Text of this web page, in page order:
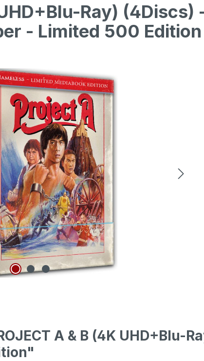
Ray) (4Discs)
- Limited 500 Edition
A & B (4K UHD+Blu-